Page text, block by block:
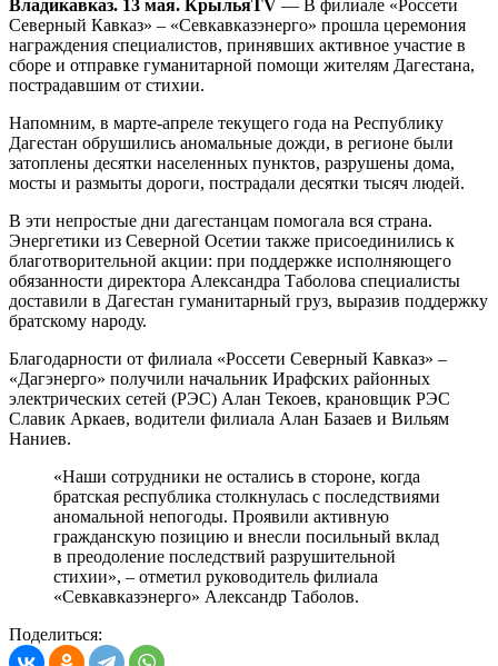
Владикавказ. 13 мая. КрыльяTV — В филиале «Россети
Северный Кавказ» – «Севкавказэнерго» прошла церемония
награждения специалистов, принявших активное участие в
сборе и отправке гуманитарной помощи жителям Дагестана,
пострадавшим от стихии.
Напомним, в марте-апреле текущего года на Республику
Дагестан обрушились аномальные дожди, в регионе были
затоплены десятки населенных пунктов, разрушены дома,
мосты и размыты дороги, пострадали десятки тысяч людей.
В эти непростые дни дагестанцам помогала вся страна.
Энергетики из Северной Осетии также присоединились к
благотворительной акции: при поддержке исполняющего
обязанности директора Александра Таболова специалисты
доставили в Дагестан гуманитарный груз, выразив поддержку
братскому народу.
Благодарности от филиала «Россети Северный Кавказ» –
«Дагэнерго» получили начальник Ирафских районных
электрических сетей (РЭС) Алан Текоев, крановщик РЭС
Славик Аркаев, водители филиала Алан Базаев и Вильям
Наниев.
«Наши сотрудники не остались в стороне, когда
братская республика столкнулась с последствиями
аномальной непогоды. Проявили активную
гражданскую позицию и внесли посильный вклад
в преодоление последствий разрушительной
стихии», – отметил руководитель филиала
«Севкавказэнерго» Александр Таболов.
Поделиться: